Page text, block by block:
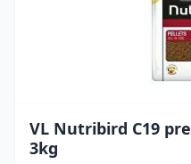
VL Nutribird C19
3kg